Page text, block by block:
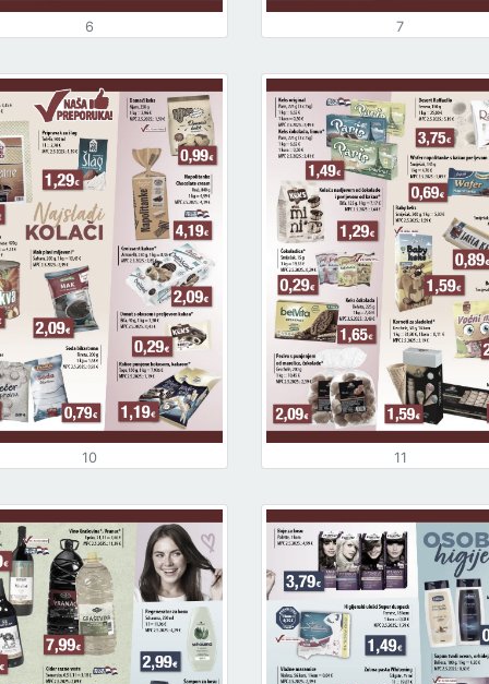
6 7
10 11